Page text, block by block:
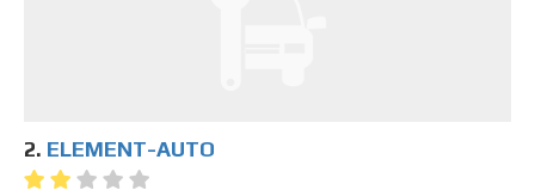
2. ELEMENT-AUTO